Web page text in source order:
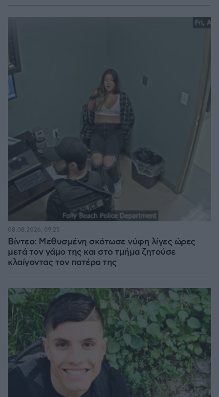
Βίντεο: Μεθυσμένη σκότωσε νύφη λίγες ώρες
μετά τον γάμο της και στο τμήμα ζητούσε
κλαίγοντας τον πατέρα της
08.08.2026, 09:25